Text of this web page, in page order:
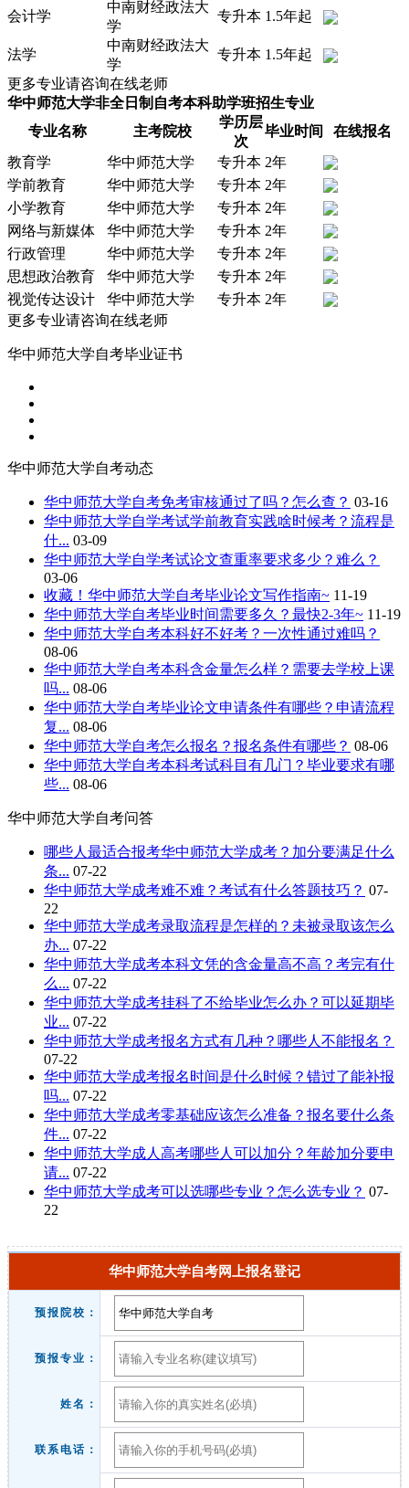
会计学
中南财经政法大
学
专升本 1.5年起
法学
中南财经政法大
学
专升本 1.5年起
更多专业请咨询在线老师
华中师范大学非全日制自考本科助学班招生专业
专业名称
主考院校
学历层
次
毕业时间
在线报名
教育学
华中师范大学 专升本 2年
学前教育
华中师范大学 专升本 2年
小学教育
华中师范大学 专升本 2年
网络与新媒体
华中师范大学 专升本 2年
行政管理
华中师范大学 专升本 2年
思想政治教育
华中师范大学 专升本 2年
视觉传达设计
华中师范大学 专升本 2年
更多专业请咨询在线老师
华中师范大学自考毕业证书
华中师范大学自考动态
华中师范大学自考免考审核通过了吗？怎么查？ 03-16
华中师范大学自学考试学前教育实践啥时候考？流程是
什... 03-09
华中师范大学自学考试论文查重率要求多少？难么？
03-06
收藏！华中师范大学自​考毕业论文写作指南~ 11-19
华中师范大学自​考毕业时间需要多久？最快2-3年~ 11-19
华中师范大学自考本科好不好考？一次性通过难吗？
08-06
华中师范大学自考本科含金量怎么样？需要去学校上课
吗... 08-06
华中师范大学自考毕业论文申请条件有哪些？申请流程
复... 08-06
华中师范大学自考怎么报名？报名条件有哪些？ 08-06
华中师范大学自考本科考试科目有几门？毕业要求有哪
些... 08-06
华中师范大学自考问答
哪些人最适合报考华中师范大学成考？加分要满足什么
条... 07-22
华中师范大学成考难不难？考试有什么答题技巧？ 07-
22
华中师范大学成考录取流程是怎样的？未被录取该怎么
办... 07-22
华中师范大学成考本科文凭的含金量高不高？考完有什
么... 07-22
华中师范大学成考挂科了不给毕业怎么办？可以延期毕
业... 07-22
华中师范大学成考报名方式有几种？哪些人不能报名？
07-22
华中师范大学成考报名时间是什么时候？错过了能补报
吗... 07-22
华中师范大学成考零基础应该怎么准备？报名要什么条
件... 07-22
华中师范大学成人高考哪些人可以加分？年龄加分要申
请... 07-22
华中师范大学成考可以选哪些专业？怎么选专业？ 07-
22
华中师范大学自考网上报名登记
预报院校：
预报专业：
姓名：
联系电话：